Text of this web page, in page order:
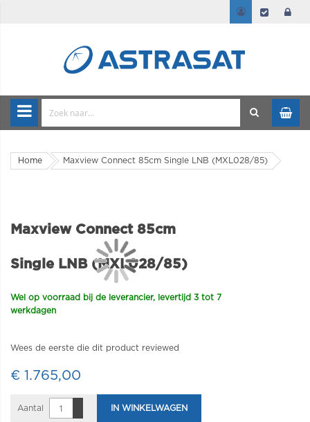
Home Maxview Connect 85cm Single LNB (MXL028/85)
Maxview Connect 85cm
Single LNB (MXL028/85)
Wel op voorraad bij de leverancier, levertijd 3 tot 7
werkdagen
Wees de eerste die dit product reviewed
€ 1.765,00
Aantal IN WINKELWAGEN